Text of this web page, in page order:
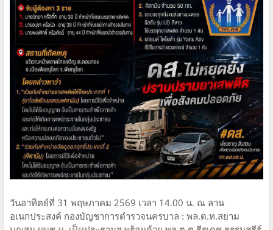
วันอาทิตย์ที่ 31 พฤษภาคม 2569 เวลา 14.00 น. ณ ลาน
อเนกประสงค์ กองบัญชาการตำรวจนครบาล : พล.ต.ท.สยาม